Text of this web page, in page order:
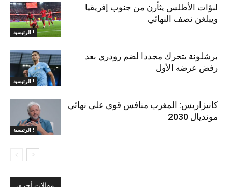
الرئيسية !
لبؤات الأطلس يثأرن من جنوب إفريقيا
ويبلغن نصف النهائي
الرئيسية !
برشلونة يتحرك مجددا لضم رودري بعد
رفض عرضه الأول
الرئيسية !
كانيزاريس: المغرب منافس قوي على نهائي
مونديال 2030